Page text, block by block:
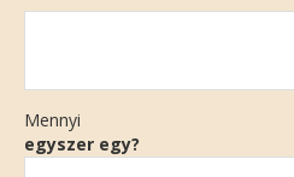
Mennyi
egyszer egy?